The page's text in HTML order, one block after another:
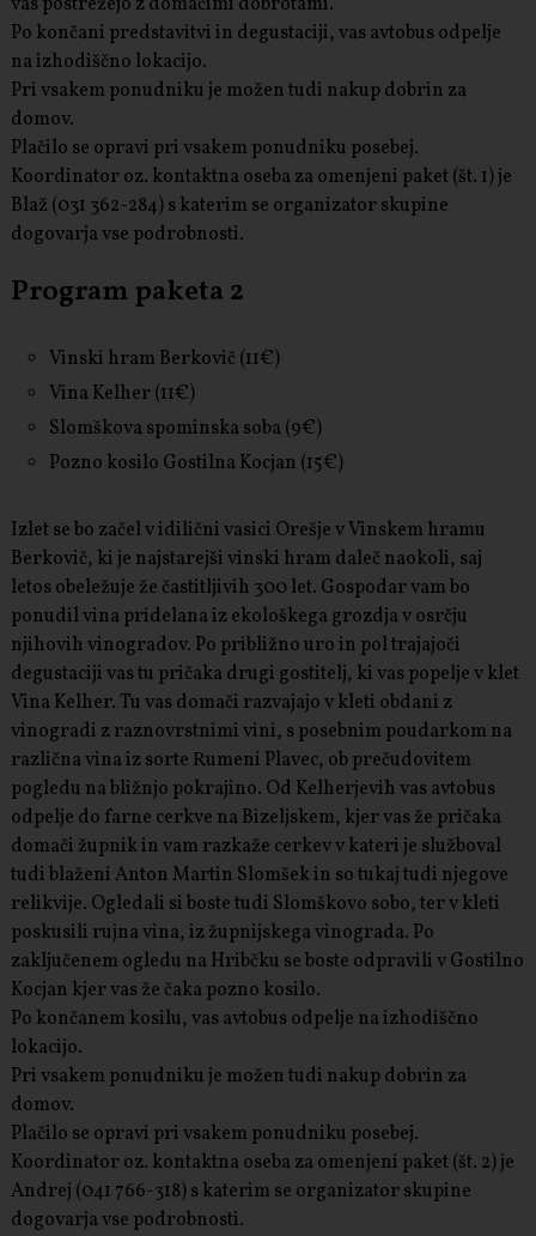
Po končani predstavitvi in degustaciji, vas avtobus odpelje
na izhodiščno lokacijo.
Pri vsakem ponudniku je možen tudi nakup dobrin za
domov.
Plačilo se opravi pri vsakem ponudniku posebej.
Koordinator oz. kontaktna oseba za omenjeni paket (št. 1) je
Blaž (031 362-284) s katerim se organizator skupine
dogovarja vse podrobnosti.
Program paketa 2
Vinski hram Berkovič (11€)
Vina Kelher (11€)
Slomškova spominska soba (9€)
Pozno kosilo Gostilna Kocjan (15€)
Izlet se bo začel v idilični vasici Orešje v Vinskem hramu
Berkovič, ki je najstarejši vinski hram daleč naokoli, saj
letos obeležuje že častitljivih 300 let. Gospodar vam bo
ponudil vina pridelana iz ekološkega grozdja v osrčju
njihovih vinogradov. Po približno uro in pol trajajoči
degustaciji vas tu pričaka drugi gostitelj, ki vas popelje v klet
Vina Kelher. Tu vas domači razvajajo v kleti obdani z
vinogradi z raznovrstnimi vini, s posebnim poudarkom na
različna vina iz sorte Rumeni Plavec, ob prečudovitem
pogledu na bližnjo pokrajino. Od Kelherjevih vas avtobus
odpelje do farne cerkve na Bizeljskem, kjer vas že pričaka
domači župnik in vam razkaže cerkev v kateri je služboval
tudi blaženi Anton Martin Slomšek in so tukaj tudi njegove
relikvije. Ogledali si boste tudi Slomškovo sobo, ter v kleti
poskusili rujna vina, iz župnijskega vinograda. Po
zaključenem ogledu na Hribčku se boste odpravili v Gostilno
Kocjan kjer vas že čaka pozno kosilo.
Po končanem kosilu, vas avtobus odpelje na izhodiščno
lokacijo.
Pri vsakem ponudniku je možen tudi nakup dobrin za
domov.
Plačilo se opravi pri vsakem ponudniku posebej.
Koordinator oz. kontaktna oseba za omenjeni paket (št. 2) je
Andrej (041 766-318) s katerim se organizator skupine
dogovarja vse podrobnosti.